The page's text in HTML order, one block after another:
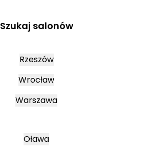
Szukaj salonów
Rzeszów
Wrocław
Warszawa
Oława